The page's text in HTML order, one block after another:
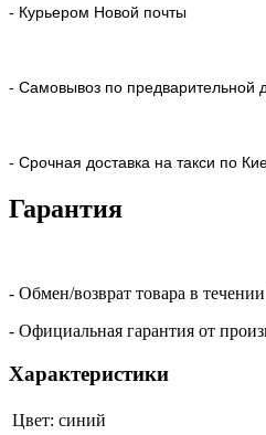
- Курьером Новой почты
- Самовывоз по предварительной
- Срочная доставка на такси по
Гарантия
- Обмен/возврат товара в
- Официальная гарантия от
Характеристики
Цвет: синий